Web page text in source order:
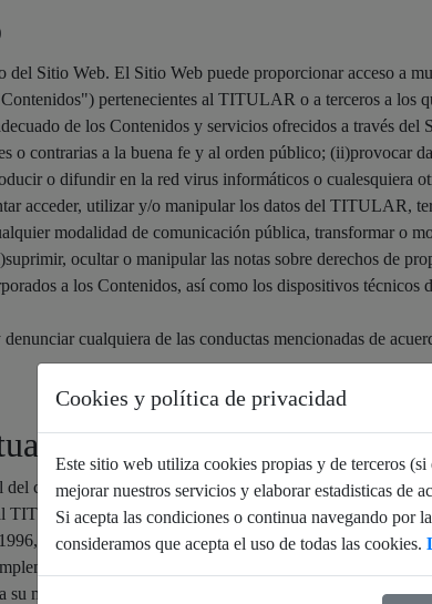
del Sitio Web. El Sitio Web puede proporcionar acceso a
pertenecientes al TITULAR o a terceros a los
de los Contenidos y servicios ofrecidos a través
o contrarias a la buena fe y al orden público; (ii)provocar
o difundir en la red virus informáticos o cualesquiera
acceder, utilizar y/o manipular los datos del TITULAR,
modalidad de comunicación pública, transformar o
ocultar o manipular las notas sobre derechos de
a los Contenidos, así como los dispositivos técnicos
cualquiera de las conductas mencionadas de
del contenido de este Sitio Web y su diseño gráfico son
TITULAR a quien le corresponde el ejercicio exclusivo de
de 12 de Abril, por el que se aprueba el Texto
en materia de propiedad intelectual e
modalidad de puesta a disposición, o cualquier otra
Cookies y política de privacidad
Este sitio web utiliza cookies propias y de terceros (si
mejorar nuestros servicios y elaborar estadisticas de
Si acepta las condiciones o continua navegando por
consideramos que acepta el uso de todas las cookies.